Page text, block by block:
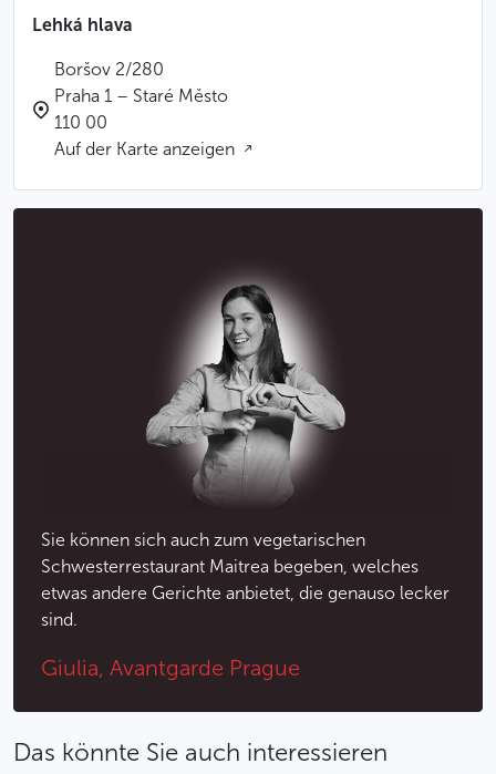
Lehká hlava
Boršov 2/280
Praha 1 – Staré Město
110 00
Auf der Karte anzeigen
Sie können sich auch zum vegetarischen
Schwesterrestaurant Maitrea begeben, welches
etwas andere Gerichte anbietet, die genauso lecker
sind.
Giulia, Avantgarde Prague
Das könnte Sie auch interessieren